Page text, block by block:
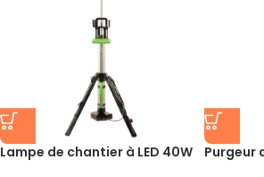
Lampe de chantier à LED 40W
Purgeur